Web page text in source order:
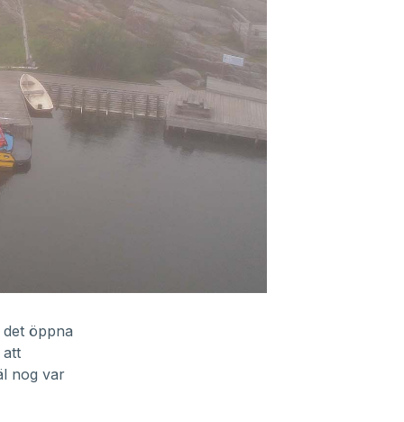
öppna
att
nog var